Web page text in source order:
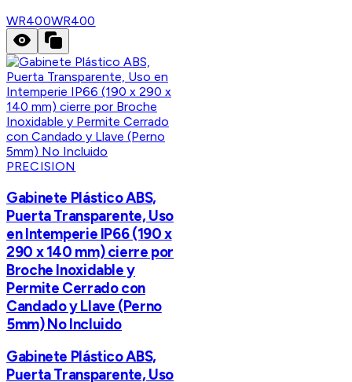
WR400WR400
PRECISION
Gabinete Plástico ABS,
Puerta Transparente, Uso
en Intemperie IP66 (190 x
290 x 140 mm) cierre por
Broche Inoxidable y
Permite Cerrado con
Candado y Llave (Perno
5mm) No Incluido
Gabinete Plástico ABS,
Puerta Transparente, Uso